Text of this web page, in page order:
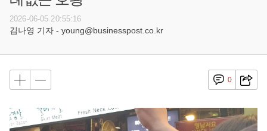
2026-06-05 20:55:16
김나영 기자 - young@businesspost.co.kr
0